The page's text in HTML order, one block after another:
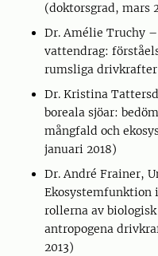
(doktorsgrad, mars
Dr. Amélie Truchy
vattendrag:
rumsliga drivkrafter
Dr. Kristina
boreala sjöar:
mångfald och
januari 2018)
Dr. André Frainer,
Ekosystemfunktion
rollerna av
antropogena
2013)